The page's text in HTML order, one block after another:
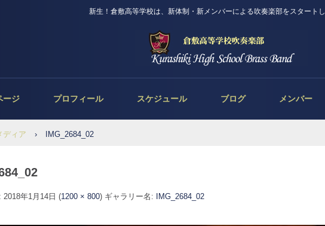
新生！倉敷高等学校は、新体制・新メンバーによる吹奏楽部をスタートし
ージ プロフィール スケジュール ブログ メンバー
ディア › IMG_2684_02
2018年1月14日 (1200 × 800) ギャラリー名:
IMG_2684_02